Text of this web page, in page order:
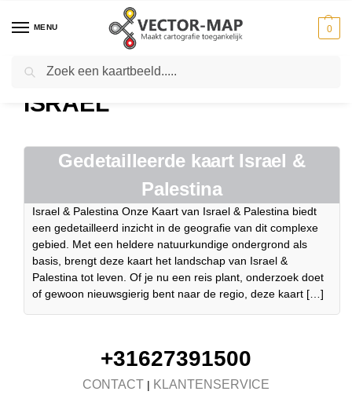
MENU 0
Home Israel
ISRAEL
Gedetailleerde kaart Israel &
Palestina
Israel & Palestina Onze Kaart van Israel & Palestina biedt
een gedetailleerd inzicht in de geografie van dit complexe
gebied. Met een heldere natuurkundige ondergrond als
basis, brengt deze kaart het landschap van Israel &
Palestina tot leven. Of je nu een reis plant, onderzoek doet
of gewoon nieuwsgierig bent naar de regio, deze kaart […]
+31627391500
CONTACT | KLANTENSERVICE